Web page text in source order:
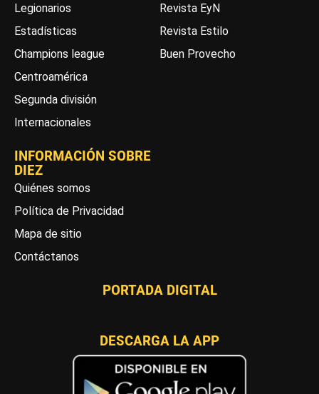
Legionarios
Estadísticas
Champions league
Centroamérica
Segunda división
Internacionales
Revista EyN
Revista Estilo
Buen Provecho
INFORMACIÓN SOBRE
DIEZ
Quiénes somos
Política de Privacidad
Mapa de sitio
Contáctanos
PORTADA DIGITAL
DESCARGA LA APP